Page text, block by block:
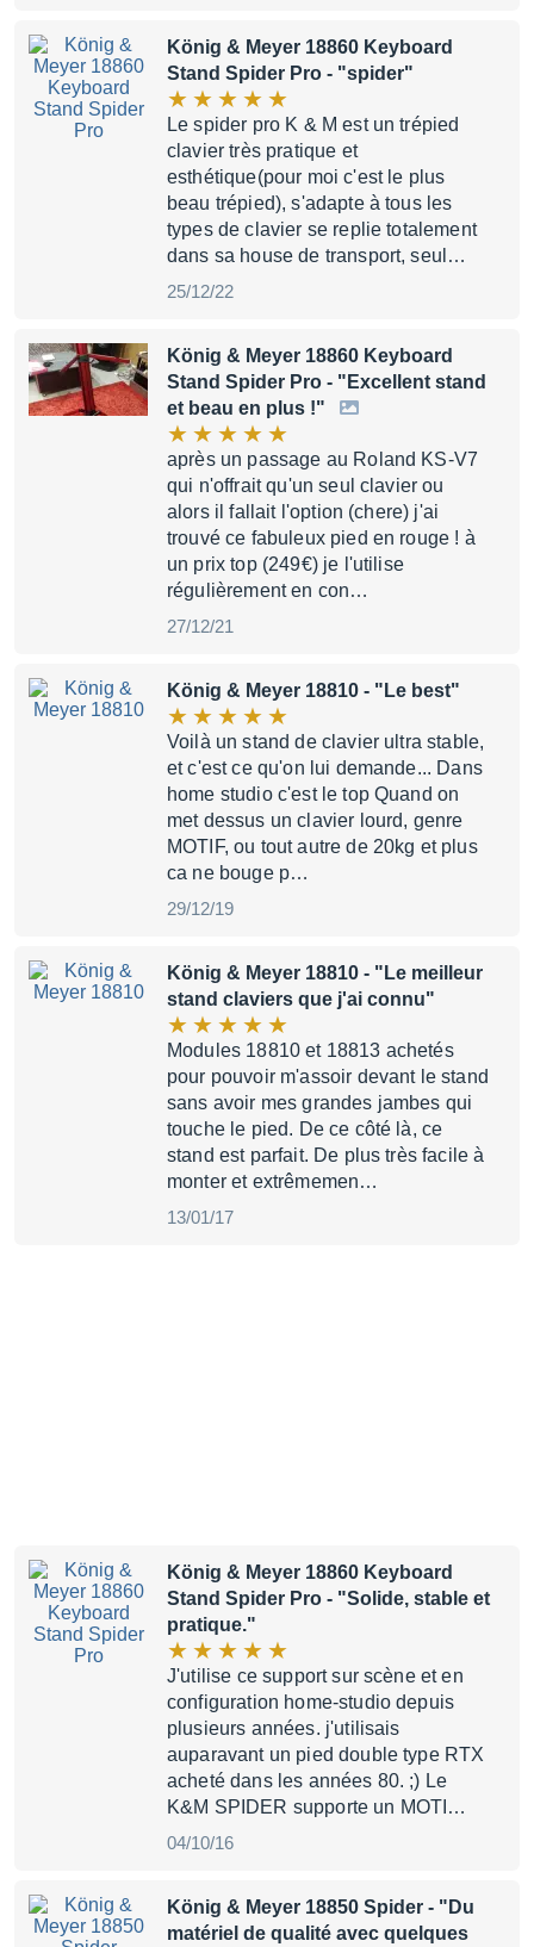
König & Meyer 18860 Keyboard
Stand Spider Pro - "spider"
Le spider pro K & M est un trépied
clavier très pratique et
esthétique(pour moi c'est le plus
beau trépied), s'adapte à tous les
types de clavier se replie totalement
dans sa house de transport, seul…
25/12/22
König & Meyer 18860 Keyboard
Stand Spider Pro - "Excellent stand
et beau en plus !"
après un passage au Roland KS-V7
qui n'offrait qu'un seul clavier ou
alors il fallait l'option (chere) j'ai
trouvé ce fabuleux pied en rouge ! à
un prix top (249€) je l'utilise
régulièrement en con…
27/12/21
König & Meyer 18810 - "Le best"
Voilà un stand de clavier ultra stable,
et c'est ce qu'on lui demande... Dans
home studio c'est le top Quand on
met dessus un clavier lourd, genre
MOTIF, ou tout autre de 20kg et plus
ca ne bouge p…
29/12/19
König & Meyer 18810 - "Le meilleur
stand claviers que j'ai connu"
Modules 18810 et 18813 achetés
pour pouvoir m'assoir devant le stand
sans avoir mes grandes jambes qui
touche le pied. De ce côté là, ce
stand est parfait. De plus très facile à
monter et extrêmemen…
13/01/17
König & Meyer 18860 Keyboard
Stand Spider Pro - "Solide, stable et
pratique."
J'utilise ce support sur scène et en
configuration home-studio depuis
plusieurs années. j'utilisais
auparavant un pied double type RTX
acheté dans les années 80. ;) Le
K&M SPIDER supporte un MOTI…
04/10/16
König & Meyer 18850 Spider - "Du
matériel de qualité avec quelques